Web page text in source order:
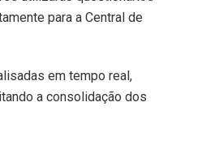
para a Central de
em tempo real,
a consolidação dos